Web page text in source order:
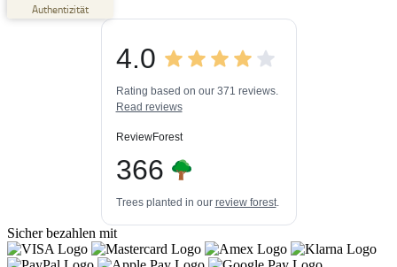
Authentizität
4,84
/
5,00
3
ProvenExpert.com
Blick aufs ProvenExpert-Profil werfen
03.08.2026
4.0
Rating based on our 371 reviews.
Read reviews
ReviewForest
366
Trees planted in our review forest.
Sicher bezahlen mit